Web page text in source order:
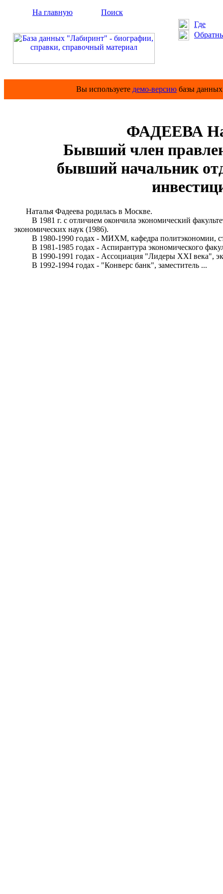
На главную
Поиск
Где
Вы используете демо-версию базы
ФАДЕЕВА
Бывший член
бывший начальник
Наталья Фадеева родилась в Москве.
В 1981 г. с отличием окончила экономический
экономических наук (1986).
В 1980-1990 годах - МИХМ, кафедра политэкономии,
В 1981-1985 годах - Аспирантура экономического
В 1990-1991 годах - Ассоциация "Лидеры XXI века",
В 1992-1994 годах - "Конверс банк", заместитель ...